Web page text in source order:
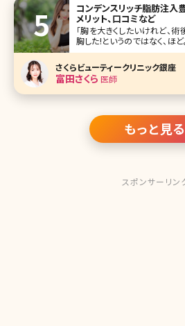
コンデンスリッチ脂肪注入
メリット、口コミなど
「胸を大きくしたいけれど、
胸した!というのではなく、ほど
人から注目を集めているのが
見た目や手触りが自然、ダウ
メリットがあると言われてい
方法なのか、デメ
さくらビューティークリニック銀座
富田さくら 医師
もっと見る
スポンサーリン